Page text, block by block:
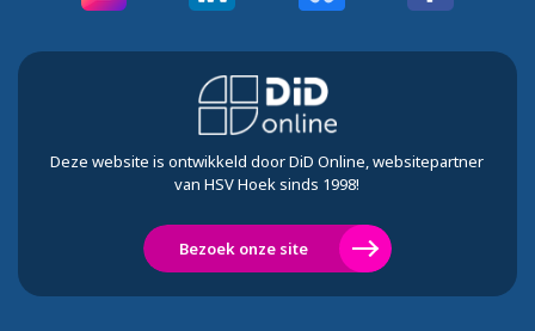
Deze website is ontwikkeld door DiD Online, websitepartner
van HSV Hoek sinds 1998!
Bezoek onze site